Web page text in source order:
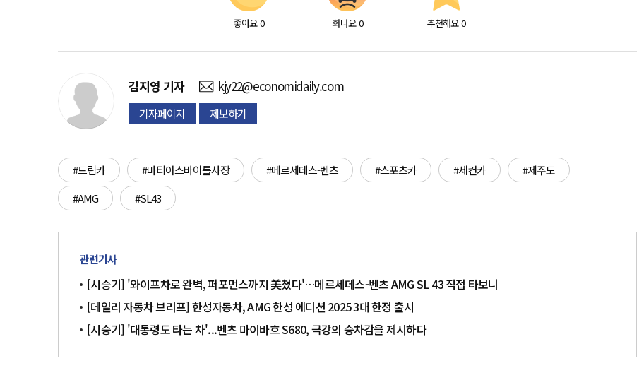
좋아요 0 화나요 0 추천해요 0
김지영 기자 kjy22@economidaily.com
기자페이지 제보하기
#드림카 #마티아스바이틀사장 #메르세데스-벤츠 #스포츠카 #세컨카
#제주도
#AMG
#SL43
관련기사
[시승기] '와이프차로 완벽, 퍼포먼스까지 美쳤다'…메르세데스-벤츠 AMG SL 43 직접 타보니
[데일리 자동차 브리프] 한성자동차, AMG 한성 에디션 2025 3대 한정 출시
[시승기] '대통령도 타는 차'...벤츠 마이바흐 S680, 극강의 승차감을 제시하다